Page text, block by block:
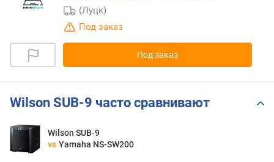
(Луцк)
Под заказ
Под заказ
Wilson SUB-9 часто сравнивают
Wilson SUB-9
vs Yamaha NS-SW200